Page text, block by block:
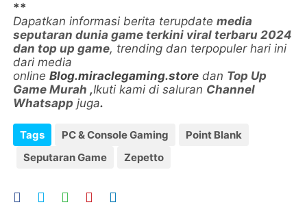
**
Dapatkan informasi berita terupdatemedia
seputaran dunia game terkini viral terbaru 2024
dan top up game, trending dan terpopuler hari ini
dari media
onlineBlog.miraclegaming.store dan Top Up
Game Murah ,Ikuti kami di saluran Channel
Whatsapp juga.
Tags PC & Console Gaming
Point Blank
Seputaran Game
Zepetto